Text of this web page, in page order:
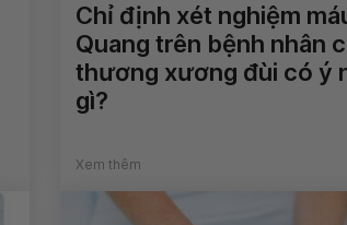
Chỉ định xét nghiệm
Quang trên bệnh nhân
thương xương đùi có ý
gì?
Xem thêm